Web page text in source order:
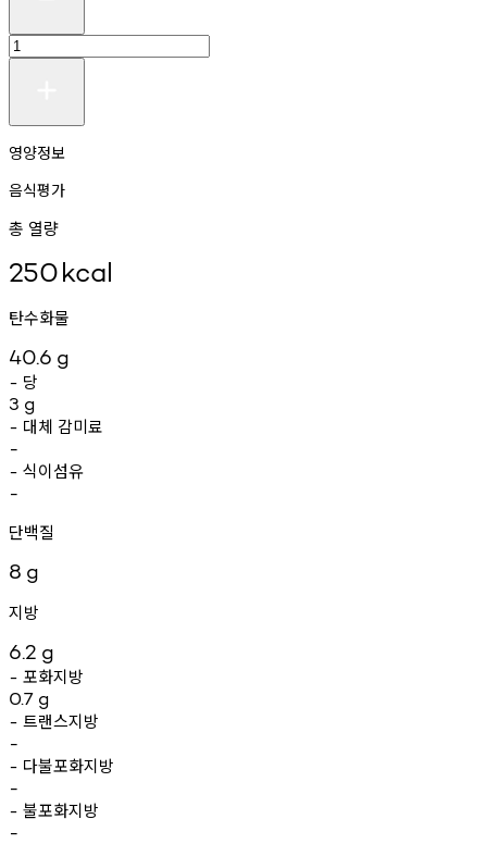
영양정보
음식평가
총 열량
250kcal
탄수화물
40.6 g
- 당
3 g
- 대체 감미료
-
- 식이섬유
-
단백질
8 g
지방
6.2 g
- 포화지방
0.7 g
- 트랜스지방
-
- 다불포화지방
-
- 불포화지방
-